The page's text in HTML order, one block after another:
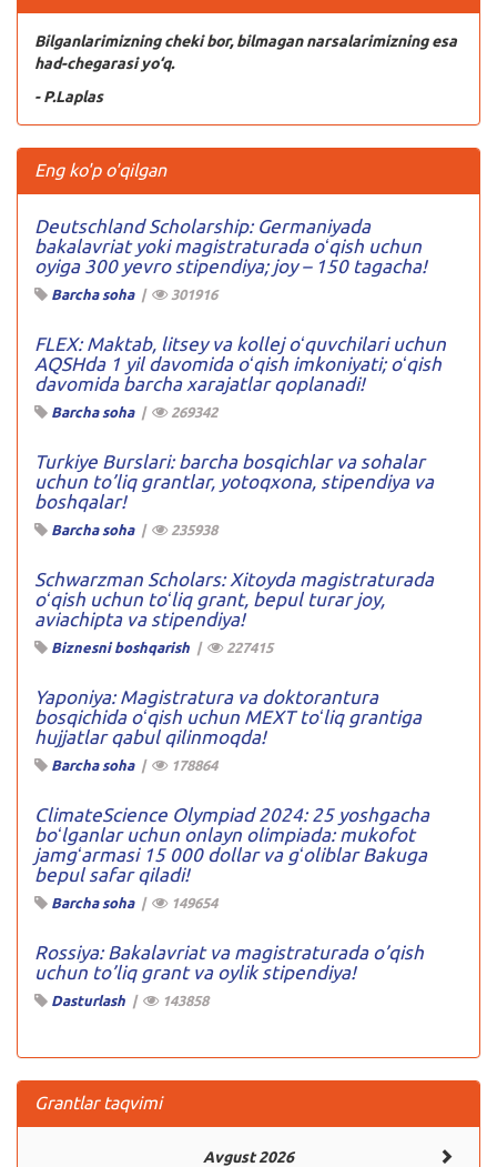
Bilganlarimizning cheki bor, bilmagan narsalarimizning esa
had-chegarasi yo‘q.
- P.Laplas
Eng ko'p o'qilgan
Deutschland Scholarship: Germaniyada
bakalavriat yoki magistraturada oʻqish uchun
oyiga 300 yevro stipendiya; joy – 150 tagacha!
Barcha soha| 301916
FLEX: Maktab, litsey va kollej oʻquvchilari uchun
AQSHda 1 yil davomida oʻqish imkoniyati; oʻqish
davomida barcha xarajatlar qoplanadi!
Barcha soha| 269342
Turkiye Burslari: barcha bosqichlar va sohalar
uchun to’liq grantlar, yotoqxona, stipendiya va
boshqalar!
Barcha soha| 235938
Schwarzman Scholars: Xitoyda magistraturada
oʻqish uchun toʻliq grant, bepul turar joy,
aviachipta va stipendiya!
Biznesni boshqarish | 227415
Yaponiya: Magistratura va doktorantura
bosqichida oʻqish uchun MEXT toʻliq grantiga
hujjatlar qabul qilinmoqda!
Barcha soha| 178864
ClimateScience Olympiad 2024: 25 yoshgacha
boʻlganlar uchun onlayn olimpiada: mukofot
jamgʻarmasi 15 000 dollar va gʻoliblar Bakuga
bepul safar qiladi!
Barcha soha| 149654
Rossiya: Bakalavriat va magistraturada o’qish
uchun to’liq grant va oylik stipendiya!
Dasturlash | 143858
Grantlar taqvimi
Avgust 2026